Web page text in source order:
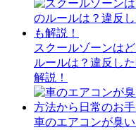
スクールゾーンは
ルールは？違反し
解説！
車のエアコンが臭